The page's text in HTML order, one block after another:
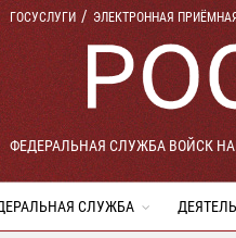
ГОСУСЛУГИ ЭЛЕКТРОННАЯ ПРИЁМНАЯ
ФЕДЕРАЛЬНАЯ СЛУЖБА ВОЙСК
СЛУЖБА